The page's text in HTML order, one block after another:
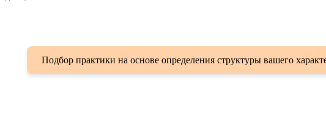
Подбор практики на основе определения структуры вашего